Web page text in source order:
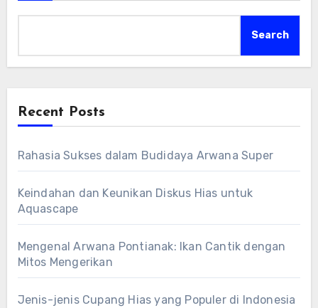
Search
Recent Posts
Rahasia Sukses dalam Budidaya Arwana Super
Keindahan dan Keunikan Diskus Hias untuk
Aquascape
Mengenal Arwana Pontianak: Ikan Cantik dengan
Mitos Mengerikan
Jenis-jenis Cupang Hias yang Populer di Indonesia